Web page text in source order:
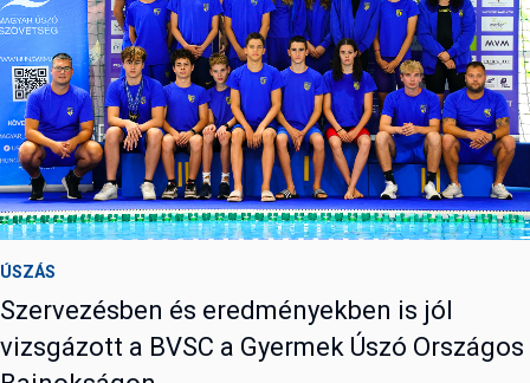
ÚSZÁS
Szervezésben és eredményekben is jól
vizsgázott a BVSC a Gyermek Úszó Országos